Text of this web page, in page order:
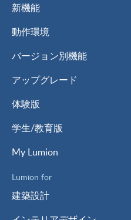
新機能
動作環境
バージョン別機能
アップグレード
体験版
学生/教育版
My Lumion
Lumion for
建築設計